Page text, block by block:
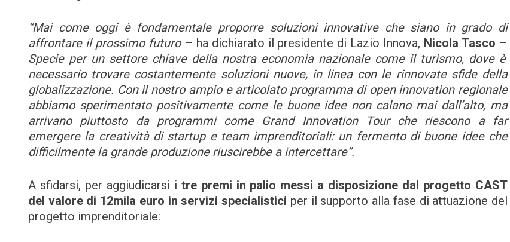
“Mai come oggi è fondamentale proporre soluzioni innovative che siano in grado di
affrontare il prossimo futuro – ha dichiarato il presidente di Lazio Innova, Nicola Tasco –
Specie per un settore chiave della nostra economia nazionale come il turismo, dove è
necessario trovare costantemente soluzioni nuove, in linea con le rinnovate sfide della
globalizzazione. Con il nostro ampio e articolato programma di open innovation regionale
abbiamo sperimentato positivamente come le buone idee non calano mai dall’alto, ma
arrivano piuttosto da programmi come Grand Innovation Tour che riescono a far
emergere la creatività di startup e team imprenditoriali: un fermento di buone idee che
difficilmente la grande produzione riuscirebbe a intercettare”.
A sfidarsi, per aggiudicarsi i tre premi in palio messi a disposizione dal progetto CAST
del valore di 12mila euro in servizi specialistici per il supporto alla fase di attuazione del
progetto imprenditoriale: